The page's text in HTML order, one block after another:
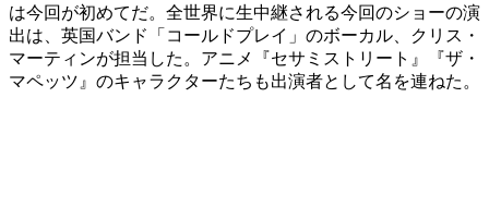
は今回が初めてだ。全世界に生中継される今回のショーの演
出は、英国バンド「コールドプレイ」のボーカル、クリス・
マーティンが担当した。アニメ『セサミストリート』『ザ・
マペッツ』のキャラクターたちも出演者として名を連ねた。